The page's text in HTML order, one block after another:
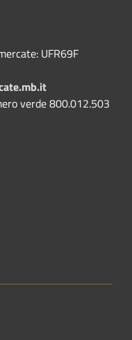
UFR69F
verde 800.012.503